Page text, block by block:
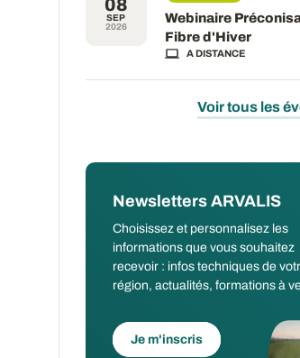
08
SEP
2026
Webinaire
Fibre d'Hiver
A DISTANCE
Voir tous les
Newsletters ARVALIS
Choisissez et personnalisez les
informations que vous souhaitez
recevoir : infos techniques de
région, actualités, formations à
Je m'inscris